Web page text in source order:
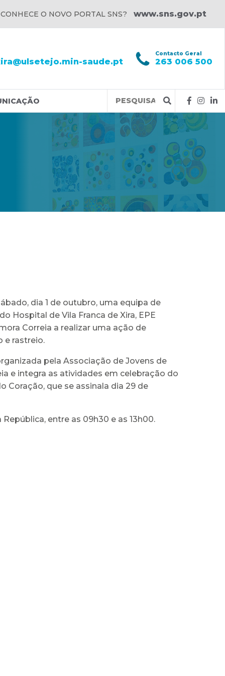
O NOVO PORTAL SNS? www.sns.gov.pt
saude.pt
Contacto Geral
263 006 500
Query
dia 1 de outubro, uma equipa de
Hospital de Vila Franca de Xira, EPE
Correia a realizar uma ação de
e rastreio.
pela Associação de Jovens de
e integra as atividades em celebração do
Coração, que se assinala dia 29 de
República, entre as 09h30 e as 13h00.